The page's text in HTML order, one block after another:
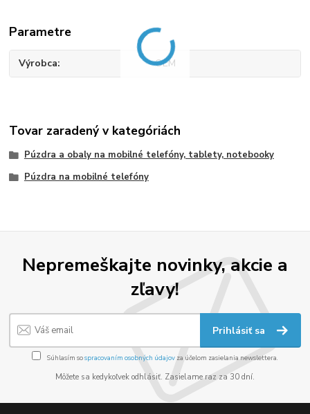
Parametre
Výrobca OEM
Tovar zaradený v kategóriách
Púzdra a obaly na mobilné telefóny, tablety, notebooky
Púzdra na mobilné telefóny
Nepremeškajte novinky, akcie a
zľavy!
Prihlásiť sa
Súhlasím sospracovaním osobných údajov za účelom zasielania newslettera.
Môžete sa kedykoľvek odhlásiť. Zasielame raz za 30 dní.